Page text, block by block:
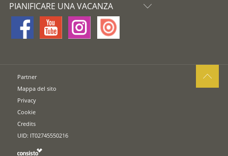
PIANIFICARE UNA VACANZA
Partner
Mappa del sito
Privacy
Cookie
Credits
UID: IT02745550216